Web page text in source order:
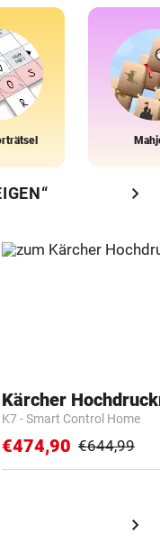
chevron_right
Kärcher
K7 - Smart Control Home
€474,90 €644,99
chevron_right